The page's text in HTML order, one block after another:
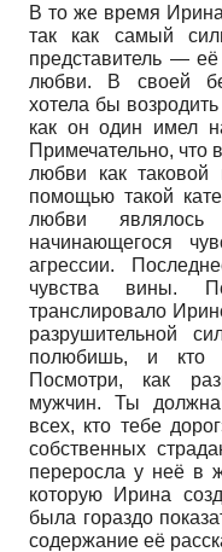
В то же время
так как самый
представитель —
любви. В своей
хотела бы
как он один имел
Примечательно, что
любви как
помощью такой
любви
начинающегося
агрессии.
чувства вины.
транслировало
разрушительной
полюбишь, и кто
Посмотри, как
мужчин. Ты
всех, кто тебе
собственных
переросла у неё в
которую Ирина
была гораздо
содержание её